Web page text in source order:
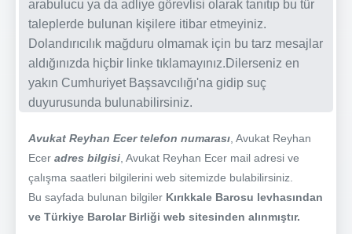
arabulucu ya da adliye görevlisi olarak tanıtıp bu tür
taleplerde bulunan kişilere itibar etmeyiniz.
Dolandırıcılık mağduru olmamak için bu tarz mesajlar
aldığınızda hiçbir linke tıklamayınız.Dilerseniz en
yakın Cumhuriyet Başsavcılığı'na gidip suç
duyurusunda bulunabilirsiniz.
Avukat Reyhan Ecer telefon numarası , Avukat Reyhan
Ecer adres bilgisi , Avukat Reyhan Ecer mail adresi ve
çalışma saatleri bilgilerini web sitemizde bulabilirsiniz.
Bu sayfada bulunan bilgiler Kırıkkale Barosu levhasından
ve Türkiye Barolar Birliği web sitesinden alınmıştır.